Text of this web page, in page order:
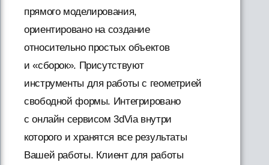
прямого моделирования,
ориентировано на создание
относительно простых объектов
и «сборок». Присутствуют
инструменты для работы с геометрией
свободной формы. Интегрировано
с онлайн сервисом 3dVia внутри
которого и хранятся все результаты
Вашей работы. Клиент для работы